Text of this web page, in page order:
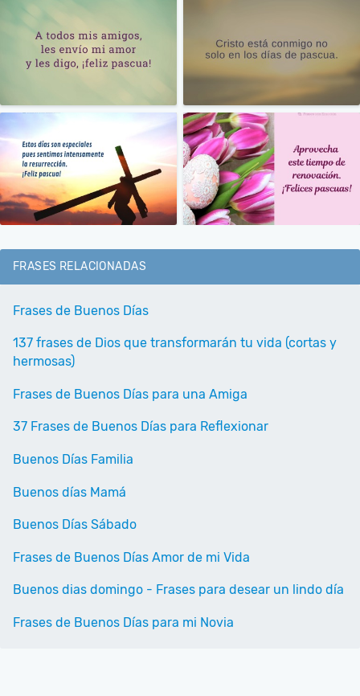
FRASES RELACIONADAS
Frases de Buenos Días
137 frases de Dios que transformarán tu vida (cortas y
hermosas)
Frases de Buenos Días para una Amiga
37 Frases de Buenos Días para Reflexionar
Buenos Días Familia
Buenos días Mamá
Buenos Días Sábado
Frases de Buenos Días Amor de mi Vida
Buenos dias domingo - Frases para desear un lindo día
Frases de Buenos Días para mi Novia